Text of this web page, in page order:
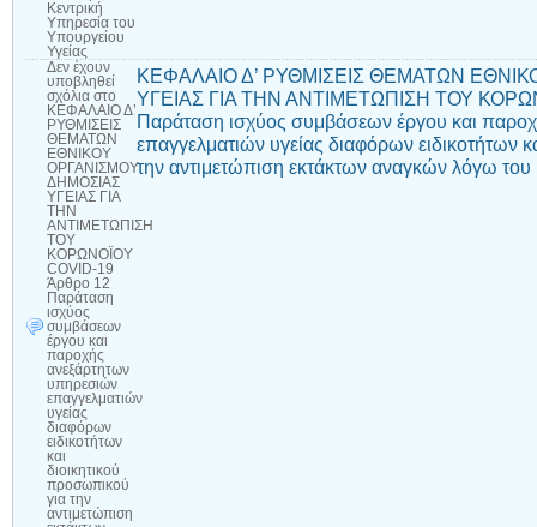
Κεντρική
Υπηρεσία του
Υπουργείου
Υγείας
Δεν έχουν
υποβληθεί
σχόλια στο
ΚΕΦΑΛΑΙΟ Δ’
ΡΥΘΜΙΣΕΙΣ
ΘΕΜΑΤΩΝ
ΕΘΝΙΚΟΥ
ΟΡΓΑΝΙΣΜΟΥ
ΔΗΜΟΣΙΑΣ
ΥΓΕΙΑΣ ΓΙΑ
ΤΗΝ
ΑΝΤΙΜΕΤΩΠΙΣΗ
ΤΟΥ
ΚΟΡΩΝΟΪΟΥ
COVID-19
Άρθρο 12
Παράταση
ισχύος
συμβάσεων
έργου και
παροχής
ανεξάρτητων
υπηρεσιών
επαγγελματιών
υγείας
διαφόρων
ειδικοτήτων
και
διοικητικού
προσωπικού
για την
αντιμετώπιση
ΚΕΦΑΛΑΙΟ Δ’ ΡΥΘΜΙΣΕΙΣ ΘΕΜΑΤΩΝ
ΥΓΕΙΑΣ ΓΙΑ ΤΗΝ ΑΝΤΙΜΕΤΩΠΙΣΗ ΤΟΥ
Παράταση ισχύος συμβάσεων έργου και
επαγγελματιών υγείας διαφόρων ειδικοτήτων
την αντιμετώπιση εκτάκτων αναγκών λόγω